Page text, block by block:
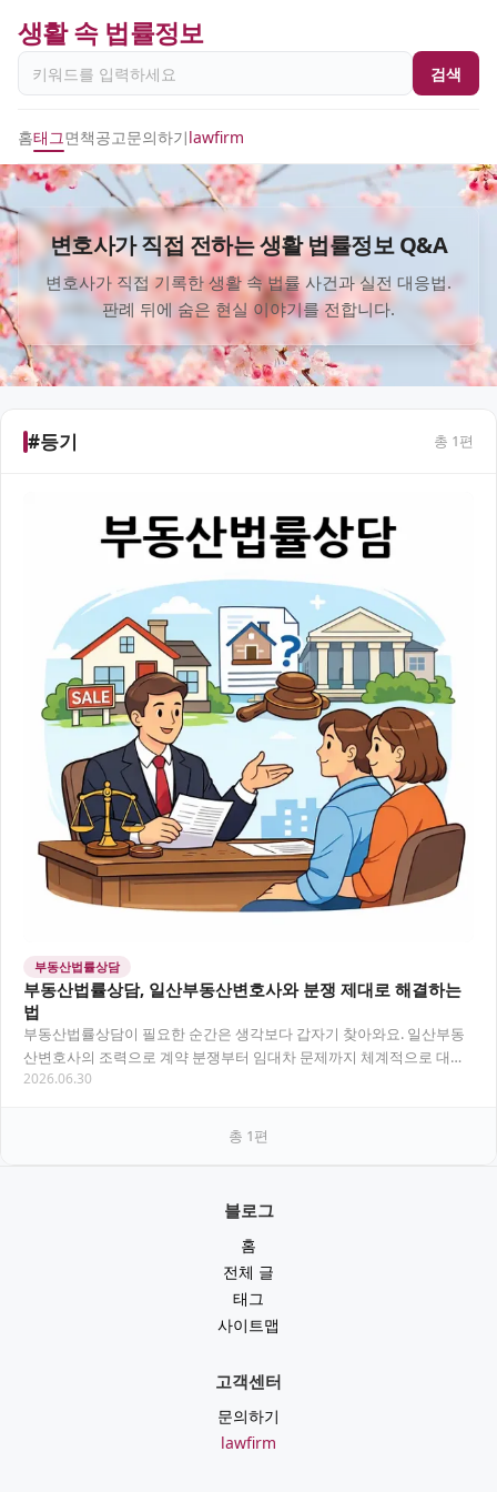
생활 속 법률정보
검색
홈태그면책공고문의하기lawfirm
변호사가 직접 전하는 생활 법률정보 Q&A
변호사가 직접 기록한 생활 속 법률 사건과 실전 대응법.
판례 뒤에 숨은 현실 이야기를 전합니다.
#등기 총 1편
부동산법률상담
부동산법률상담, 일산부동산변호사와 분쟁 제대로 해결하는
법
부동산법률상담이 필요한 순간은 생각보다 갑자기 찾아와요. 일산부동
산변호사의 조력으로 계약 분쟁부터 임대차 문제까지 체계적으로 대응
하는 방법을 정리했습니다. 목차 부동산법률상담이 필…
2026.06.30
총 1편
블로그
홈
전체 글
태그
사이트맵
고객센터
문의하기
lawfirm